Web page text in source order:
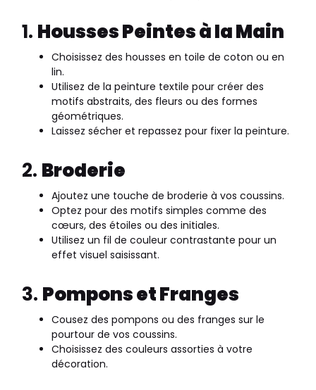
1. Housses Peintes à la Main
Choisissez des housses en toile de coton ou en
lin.
Utilisez de la peinture textile pour créer des
motifs abstraits, des fleurs ou des formes
géométriques.
Laissez sécher et repassez pour fixer la peinture.
2. Broderie
Ajoutez une touche de broderie à vos coussins.
Optez pour des motifs simples comme des
cœurs, des étoiles ou des initiales.
Utilisez un fil de couleur contrastante pour un
effet visuel saisissant.
3. Pompons et Franges
Cousez des pompons ou des franges sur le
pourtour de vos coussins.
Choisissez des couleurs assorties à votre
décoration.